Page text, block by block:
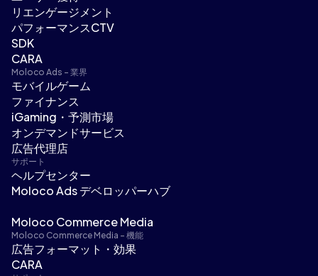
リエンゲージメント
パフォーマンスCTV
SDK
CARA
Moloco Ads - 業界
モバイルゲーム
ファイナンス
iGaming・予測市場
オンデマンドサービス
広告代理店
サポート
ヘルプセンター
Moloco Ads デベロッパーハブ
Moloco Commerce Media
Moloco Commerce Media - 機能
広告フォーマット・効果
CARA